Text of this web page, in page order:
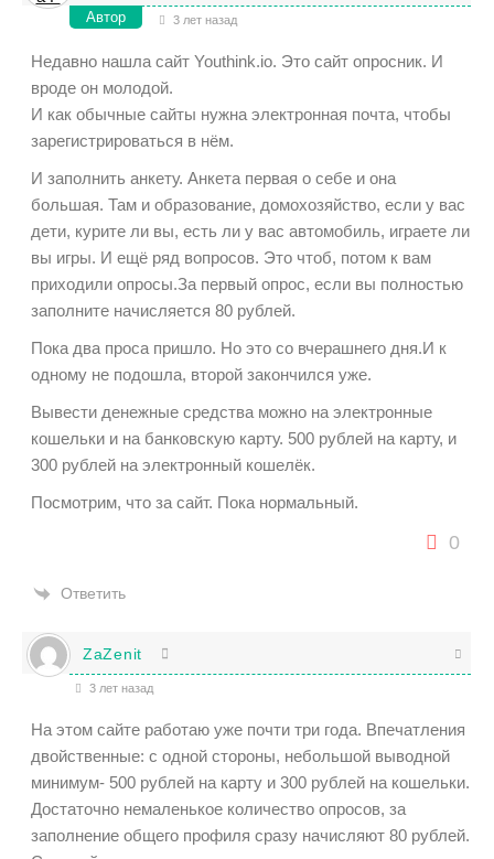
Автор 3 лет назад
Недавно нашла сайт Youthink.io. Это сайт опросник. И
вроде он молодой.
И как обычные сайты нужна электронная почта, чтобы
зарегистрироваться в нём.
И заполнить анкету. Анкета первая о себе и она
большая. Там и образование, домохозяйство, если у вас
дети, курите ли вы, есть ли у вас автомобиль, играете ли
вы игры. И ещё ряд вопросов. Это чтоб, потом к вам
приходили опросы.За первый опрос, если вы полностью
заполните начисляется 80 рублей.
Пока два проса пришло. Но это со вчерашнего дня.И к
одному не подошла, второй закончился уже.
Вывести денежные средства можно на электронные
кошельки и на банковскую карту. 500 рублей на карту, и
300 рублей на электронный кошелёк.
Посмотрим, что за сайт. Пока нормальный.
0
Ответить
ZaZenit
3 лет назад
На этом сайте работаю уже почти три года. Впечатления
двойственные: с одной стороны, небольшой выводной
минимум- 500 рублей на карту и 300 рублей на кошельки.
Достаточно немаленькое количество опросов, за
заполнение общего профиля сразу начисляют 80 рублей.